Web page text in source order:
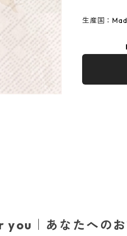
生産国：
｜あなたへのお